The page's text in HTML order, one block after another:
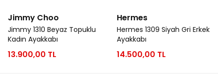
Jimmy Choo
Jimmy 1310 Beyaz Topuklu
Kadın Ayakkabı
13.900,00 TL
Hermes
Hermes 1309 Siyah Gri Erkek
Ayakkabı
14.500,00 TL